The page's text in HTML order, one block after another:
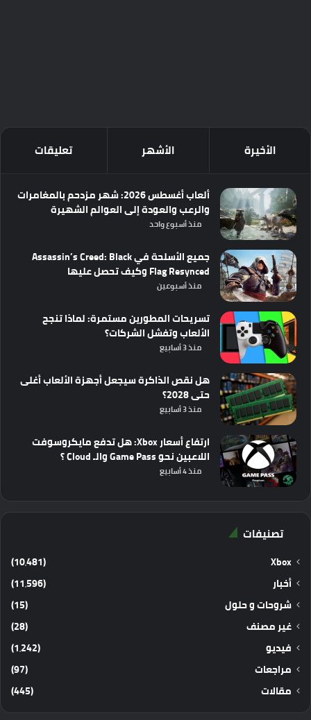
الأخيرة الأشهر تعليقات
ألعاب أغسطس 2026: شهر مزدحم بالمغامرات
والرعب والعودة إلى العوالم الشهيرة
منذ أسبوع واحد
جميع الأسلحة في Assassin’s Creed: Black
Flag Resynced وكيف تحصل عليها
منذ أسبوعين
تسريحات المطورين مستمرة: لماذا تنجح
الألعاب وتفشل الشركات؟
منذ 3 أسابيع
هل نقص الذاكرة سيجعل أجهزة الألعاب أغلى
حتى 2028؟
منذ 3 أسابيع
ارتفاع أسعار Xbox: هل تدفع مايكروسوفت
اللاعبين نحو Game Pass والـ Cloud ؟
منذ 4 أسابيع
تصنيفات
Xbox
(10٬481)
أخبار
(11٬596)
شروحات و حلول
(15)
غير مصنف
(28)
فيديو
(1٬242)
مراجعات
(97)
مقالات
(445)